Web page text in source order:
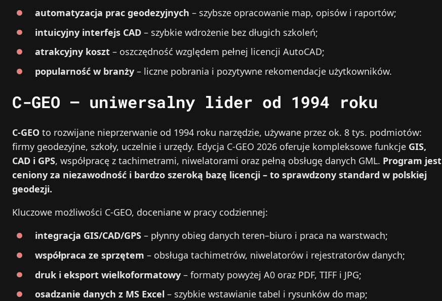
automatyzacja prac geodezyjnych – szybsze opracowanie map, opisów i raportów;
intuicyjny interfejs CAD – szybkie wdrożenie bez długich szkoleń;
atrakcyjny koszt – oszczędność względem pełnej licencji AutoCAD;
popularność w branży – liczne pobrania i pozytywne rekomendacje użytkowników.
C-GEO – uniwersalny lider od 1994 roku
C-GEO to rozwijane nieprzerwanie od 1994 roku narzędzie, używane przez ok. 8 tys. podmiotów:
firmy geodezyjne, szkoły, uczelnie i urzędy. Edycja C-GEO 2026 oferuje kompleksowe funkcje GIS,
CAD i GPS, współpracę z tachimetrami, niwelatorami oraz pełną obsługę danych GML. Program jest
ceniony za niezawodność i bardzo szeroką bazę licencji – to sprawdzony standard w polskiej
geodezji.
Kluczowe możliwości C-GEO, doceniane w pracy codziennej:
integracja GIS/CAD/GPS – płynny obieg danych teren–biuro i praca na warstwach;
współpraca ze sprzętem – obsługa tachimetrów, niwelatorów i rejestratorów danych;
druk i eksport wielkoformatowy – formaty powyżej A0 oraz PDF, TIFF i JPG;
osadzanie danych z MS Excel – szybkie wstawianie tabel i rysunków do map;